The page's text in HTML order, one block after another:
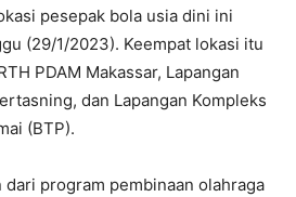
pesepak bola usia dini ini
(29/1/2023). Keempat lokasi itu
PDAM Makassar, Lapangan
dan Lapangan Kompleks
(BTP).
dari program pembinaan olahraga